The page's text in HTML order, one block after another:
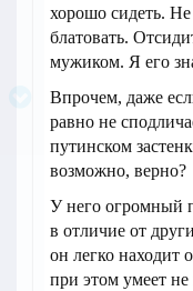
хорошо сидеть. Не
блатовать.
мужиком. Я его
Впрочем, даже
равно не
путинском
возможно, верно?
У него огромный
в отличие от
он легко
при этом умеет